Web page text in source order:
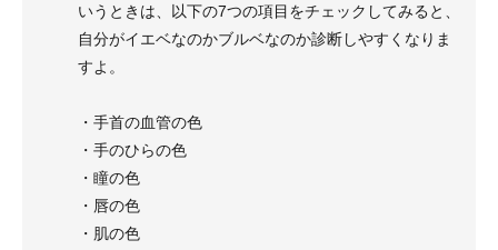
いうときは、以下の7つの項目をチェックしてみると、
自分がイエベなのかブルベなのか診断しやすくなりま
すよ。
・手首の血管の色
・手のひらの色
・瞳の色
・唇の色
・肌の色